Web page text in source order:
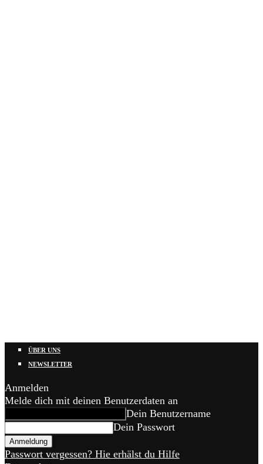
ÜBER UNS
NEWSLETTER
Anmelden
Melde dich mit deinen Benutzerdaten an
Dein Benutzername
Dein Passwort
Passwort vergessen? Hie erhälst du Hilfe